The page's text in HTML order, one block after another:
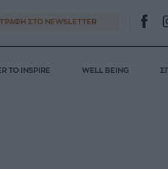
ΣΤΟ NEWSLETTER
TO INSPIRE WELL BEING